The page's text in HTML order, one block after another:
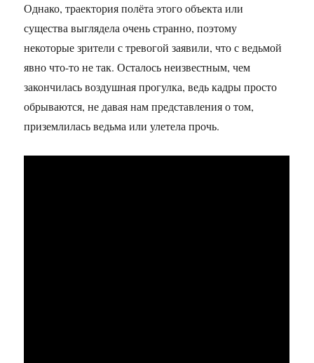
Однако, траектория полёта этого объекта или
существа выглядела очень странно, поэтому
некоторые зрители с тревогой заявили, что с ведьмой
явно что-то не так. Осталось неизвестным, чем
закончилась воздушная прогулка, ведь кадры просто
обрываются, не давая нам представления о том,
приземлилась ведьма или улетела прочь.